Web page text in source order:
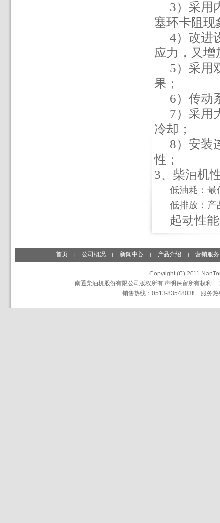
3）采用
塞环卡阻现
4）改进
应力，又增
5）采用
果；
6）传动
7）采用
冷却；
8）安装
性；
3、柴油机
低油耗 ：
低排放：产
起动性
首页 | 公司概况 | 新闻中心 | 产品介绍 | 营销服务
Copyright (C) 2011
南通柴油机股份有限公司版权所有 声明保留所有权利
销售热线：0513-83548038 服务热